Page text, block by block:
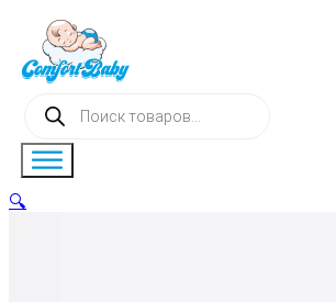
Поиск
товаров
🔍